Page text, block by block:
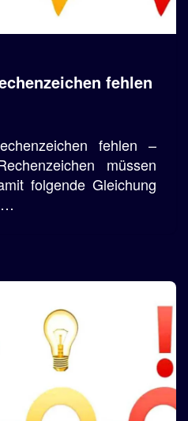
fehlen
fehlen –
müssen
folgende Gleichung
…